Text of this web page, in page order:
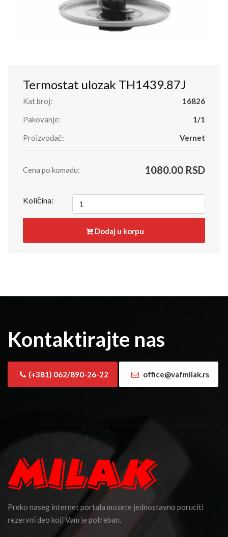
Termostat ulozak TH1439.87J
Kat broj:
16826
Pakovanje:
1/1
Proizvođač:
Vernet
Cena po komadu: 1080.00 RSD
Količina:
Dodaj u korpu
Kontaktirajte nas
(+381) 062/890-26-22 office@vafmilak.rs
Preko naseg internet portala mozete jednostavno poruciti
rezervni deo koji Vam je potreban.